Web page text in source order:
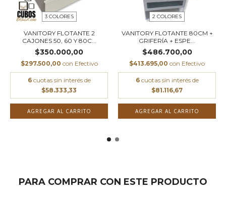
3 COLORES
VANITORY FLOTANTE 2
CAJONES 50, 60 Y 80C...
$350.000,00
$297.500,00 con Efectivo
6 cuotas sin interés de
$58.333,33
AGREGAR AL CARRITO
2 COLORES
VANITORY FLOTANTE 80CM +
GRIFERÍA + ESPE...
$486.700,00
$413.695,00 con Efectivo
6 cuotas sin interés de
$81.116,67
AGREGAR AL CARRITO
PARA COMPRAR CON ESTE PRODUCTO